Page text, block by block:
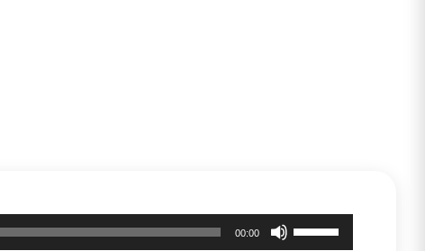
00:00
Pfeiltasten